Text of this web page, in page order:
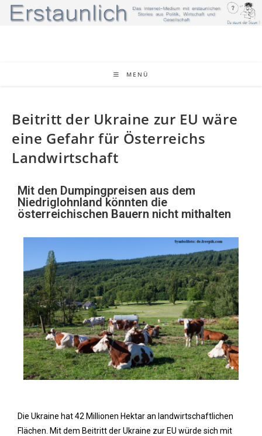
MENÜ
Beitritt der Ukraine zur EU wäre
eine Gefahr für Österreichs
Landwirtschaft
Mit den Dumpingpreisen aus dem
Niedriglohnland könnten die
österreichischen Bauern nicht mithalten
Die Ukraine hat 42 Millionen Hektar an landwirtschaftlichen
Flächen. Mit dem Beitritt der Ukraine zur EU würde sich mit